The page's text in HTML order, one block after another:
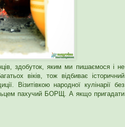
здобуток, яким ми пишаємося і не
віків, тож відбиває історичний
Візитівкою народної кулінарії без
пахучий БОРЩ. А якщо пригадати